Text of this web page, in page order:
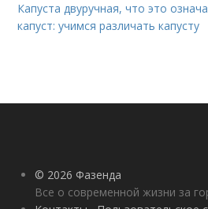
Капуста двуручная, что это
капуст: учимся различать капусту
© 2026 Фазенда
Все о современной жизни за